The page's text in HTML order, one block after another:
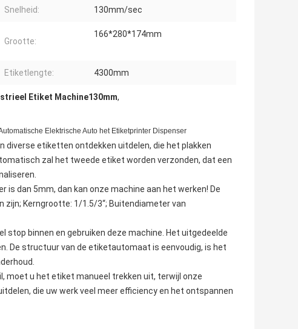
Snelheid: 130mm/sec
Grootte:
166*280*174mm
Etiketlengte: 4300mm
Etiket Machine130mm,
Elektrische Auto het Etiketprinter Dispenser
diverse etiketten ontdekken uitdelen, die het plakken
zal het tweede etiket worden verzonden, dat een
is dan 5mm, dan kan onze machine aan het werken! De
zijn; Kerngrootte: 1/1.5/3“; Buitendiameter van
stop binnen en gebruiken deze machine. Het uitgedeelde
De structuur van de etiketautomaat is eenvoudig, is het
moet u het etiket manueel trekken uit, terwijl onze
die uw werk veel meer efficiency en het ontspannen